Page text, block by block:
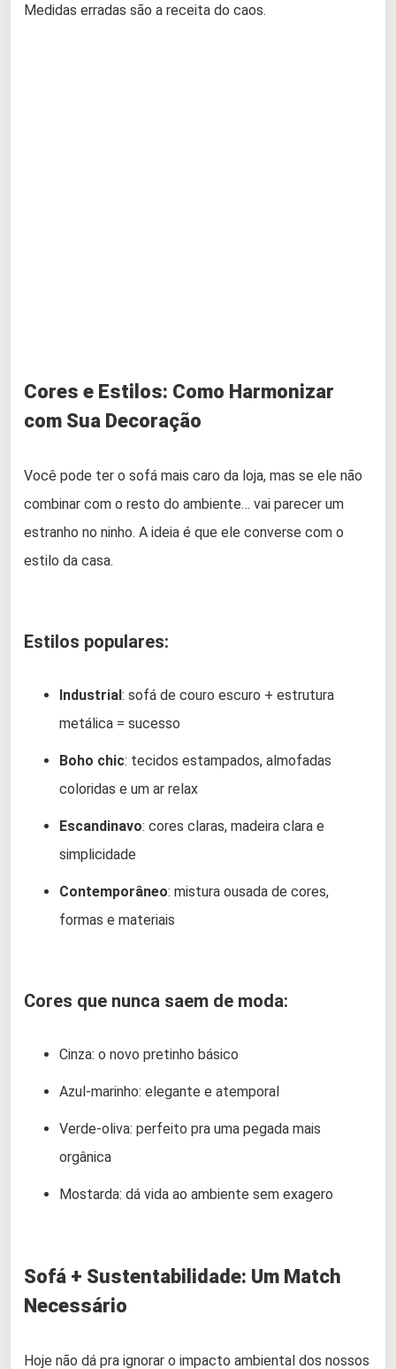
Medidas erradas são a receita do caos.
Cores e Estilos: Como Harmonizar
com Sua Decoração
Você pode ter o sofá mais caro da loja, mas se ele não
combinar com o resto do ambiente… vai parecer um
estranho no ninho. A ideia é que ele converse com o
estilo da casa.
Estilos populares:
Industrial: sofá de couro escuro + estrutura
metálica = sucesso
Boho chic: tecidos estampados, almofadas
coloridas e um ar relax
Escandinavo: cores claras, madeira clara e
simplicidade
Contemporâneo: mistura ousada de cores,
formas e materiais
Cores que nunca saem de moda:
Cinza: o novo pretinho básico
Azul-marinho: elegante e atemporal
Verde-oliva: perfeito pra uma pegada mais
orgânica
Mostarda: dá vida ao ambiente sem exagero
Sofá + Sustentabilidade: Um Match
Necessário
Hoje não dá pra ignorar o impacto ambiental dos nossos